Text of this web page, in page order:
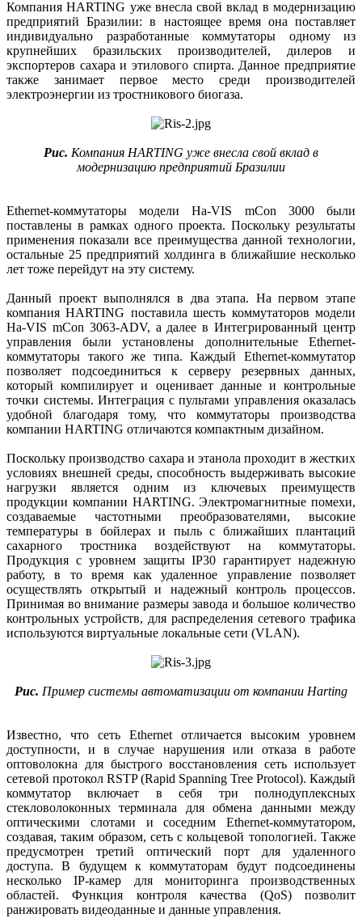
Компания HARTING уже внесла свой вклад в модернизацию
предприятий Бразилии: в настоящее время она поставляет
индивидуально разработанные коммутаторы одному из
крупнейших бразильских производителей, дилеров и
экспортеров сахара и этилового спирта. Данное предприятие
также занимает первое место среди производителей
электроэнергии из тростникового биогаза.
Рис. Компания HARTING уже внесла свой вклад в
модернизацию предприятий Бразилии
Ethernet-коммутаторы модели Ha-VIS mCon 3000 были
поставлены в рамках одного проекта. Поскольку результаты
применения показали все преимущества данной технологии,
остальные 25 предприятий холдинга в ближайшие несколько
лет тоже перейдут на эту систему.
Данный проект выполнялся в два этапа. На первом этапе
компания HARTING поставила шесть коммутаторов модели
Ha-VIS mCon 3063-ADV, а далее в Интегрированный центр
управления были установлены дополнительные Ethernet-
коммутаторы такого же типа. Каждый Ethernet-коммутатор
позволяет подсоединиться к серверу резервных данных,
который компилирует и оценивает данные и контрольные
точки системы. Интеграция с пультами управления оказалась
удобной благодаря тому, что коммутаторы производства
компании HARTING отличаются компактным дизайном.
Поскольку производство сахара и этанола проходит в жестких
условиях внешней среды, способность выдерживать высокие
нагрузки является одним из ключевых преимуществ
продукции компании HARTING. Электромагнитные помехи,
создаваемые частотными преобразователями, высокие
температуры в бойлерах и пыль с ближайших плантаций
сахарного тростника воздействуют на коммутаторы.
Продукция с уровнем защиты IP30 гарантирует надежную
работу, в то время как удаленное управление позволяет
осуществлять открытый и надежный контроль процессов.
Принимая во внимание размеры завода и большое количество
контрольных устройств, для распределения сетевого трафика
используются виртуальные локальные сети (VLAN).
Рис. Пример системы автоматизации от компании Harting
Известно, что сеть Ethernet отличается высоким уровнем
доступности, и в случае нарушения или отказа в работе
оптоволокна для быстрого восстановления сеть использует
сетевой протокол RSTP (Rapid Spanning Tree Protocol). Каждый
коммутатор включает в себя три полнодуплексных
стекловолоконных терминала для обмена данными между
оптическими слотами и соседним Ethernet-коммутатором,
создавая, таким образом, сеть с кольцевой топологией. Также
предусмотрен третий оптический порт для удаленного
доступа. В будущем к коммутаторам будут подсоединены
несколько IP-камер для мониторинга производственных
областей. Функция контроля качества (QoS) позволит
ранжировать видеоданные и данные управления.